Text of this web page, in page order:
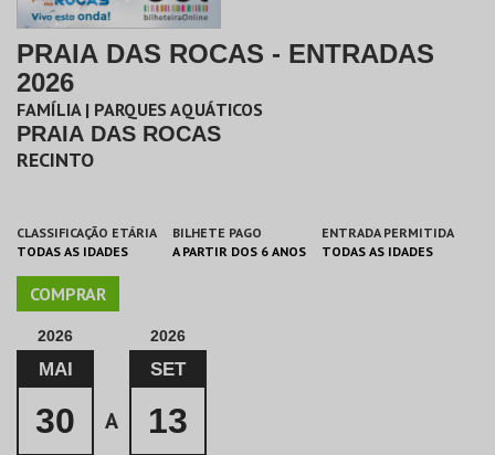
PRAIA DAS ROCAS - ENTRADAS
2026
FAMÍLIA | PARQUES AQUÁTICOS
PRAIA DAS ROCAS
RECINTO
CLASSIFICAÇÃO ETÁRIA
TODAS AS IDADES
BILHETE PAGO
A PARTIR DOS 6 ANOS
ENTRADA PERMITIDA
TODAS AS IDADES
COMPRAR
2026
MAI
30 A
2026
SET
13